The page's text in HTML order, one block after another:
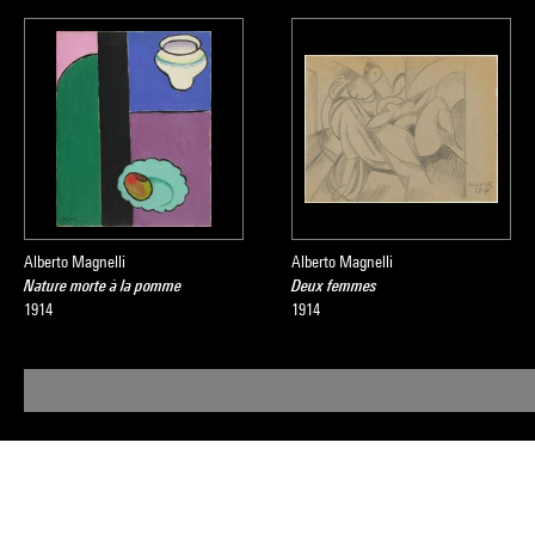
intime,
par une
cetteArdoise
piliers
Anne Lemonnier
Extrait du
Alberto Magnelli
Nature morte à la pomme
1914
Alberto Magnelli
Deux femmes
1914